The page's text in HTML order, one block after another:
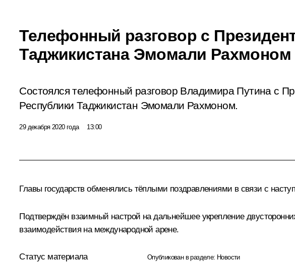
Телефонный разговор с
Таджикистана Эмомали Рахмоном
Состоялся телефонный разговор Владимира Путина с
Республики Таджикистан Эмомали Рахмоном.
29 декабря 2020 года 13:00
Главы государств обменялись тёплыми поздравлениями в связи с
Подтверждён взаимный настрой на дальнейшее укрепление
взаимодействия на международной арене.
Статус материала Опубликован в разделе: Новости